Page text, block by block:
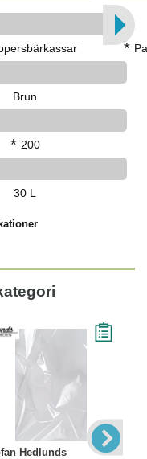
*
Brun
* 200
30 L
Hedlunds